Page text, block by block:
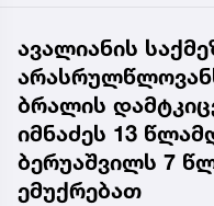
ავალიანის
ბრალის
იმნაძეს 13
ბერუაშვილს 7
ემუქრებათ